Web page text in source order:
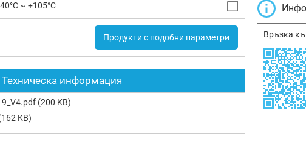
~ +105°C
Продукти с подобни параметри
Техническа информация
(200 KB)
KB)
Връзка